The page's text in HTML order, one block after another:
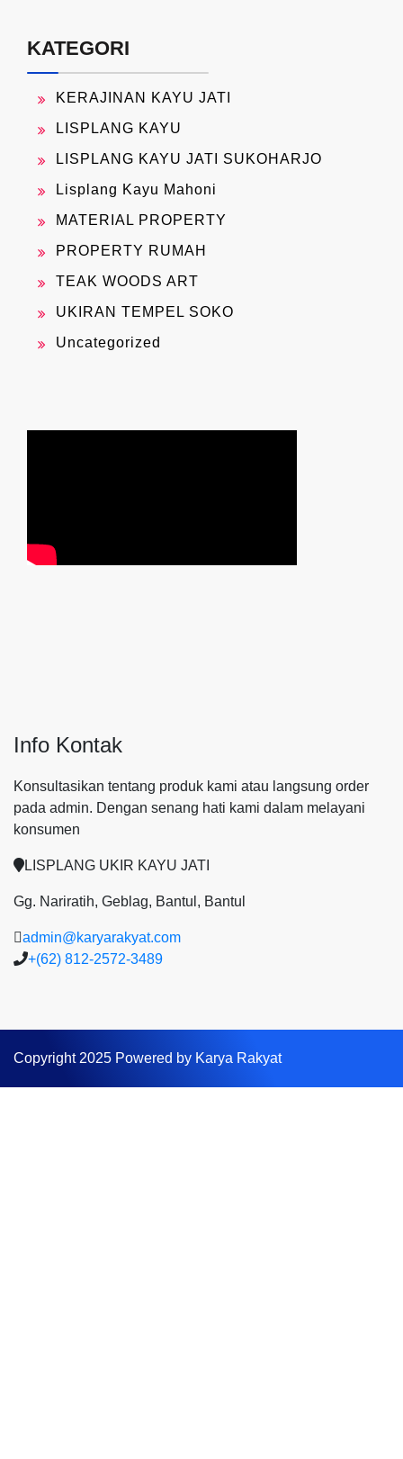
KATEGORI
KERAJINAN KAYU JATI
LISPLANG KAYU
LISPLANG KAYU JATI SUKOHARJO
Lisplang Kayu Mahoni
MATERIAL PROPERTY
PROPERTY RUMAH
TEAK WOODS ART
UKIRAN TEMPEL SOKO
Uncategorized
Info Kontak
Konsultasikan tentang produk kami atau langsung order
pada admin. Dengan senang hati kami dalam melayani
konsumen
LISPLANG UKIR KAYU JATI
Gg. Nariratih, Geblag, Bantul, Bantul
admin@karyarakyat.com
+(62) 812-2572-3489
Copyright 2025 Powered by Karya Rakyat